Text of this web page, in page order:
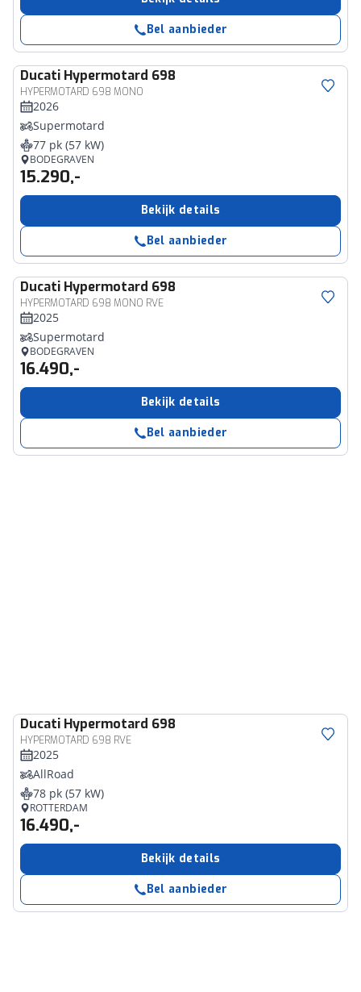
Bel aanbieder
Ducati Hypermotard 698
HYPERMOTARD 698 MONO
2026
Supermotard
77 pk (57 kW)
BODEGRAVEN
15.290,-
Bekijk details
Bel aanbieder
Ducati Hypermotard 698
HYPERMOTARD 698 MONO RVE
2025
Supermotard
BODEGRAVEN
16.490,-
Bekijk details
Bel aanbieder
Ducati Hypermotard 698
HYPERMOTARD 698 RVE
2025
AllRoad
78 pk (57 kW)
ROTTERDAM
16.490,-
Bekijk details
Bel aanbieder